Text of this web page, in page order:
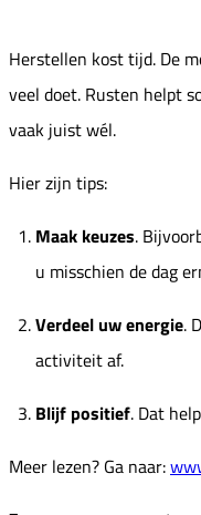
Herstellen kost tijd. De
veel doet. Rusten helpt
vaak juist wél.
Hier zijn tips:
Maak keuzes.
u misschien de dag
Verdeel uw energie.
activiteit af.
Blijf positief. Dat
Meer lezen? Ga naar: